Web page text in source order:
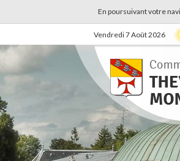
En poursuivant votre
Vendredi 7 Août 2026